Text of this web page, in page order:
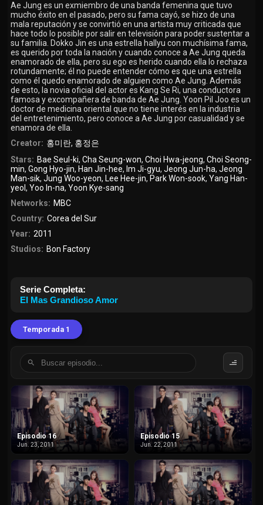
Ae Jung es un exmiembro de una banda femenina que tuvo
mucho éxito en el pasado, pero su fama cayó, se hizo de una
mala reputación y se convirtió en una artista muy criticada que
hace todo lo posible por salir en televisión para poder sustentar a
su familia. Dokko Jin es una estrella hallyu con muchísima fama,
es querido por toda la nación y cuando conoce a Ae Jung queda
enamorado de ella, pero su ego es herido cuando ella lo rechaza
rotundamente; él no puede entender cómo es que una estrella
como él quedo enamorado de alguien como Ae Jung. Además
de esto, la novia oficial del actor es Kang Se Ri, una conductora
famosa y excompañera de banda de Ae Jung. Yoon Pil Joo es un
doctor de medicina oriental que no tiene interés en la industria
del entretenimiento, pero conoce a Ae Jung por casualidad y se
enamora de ella.
Creator: 홍미란, 홍정은
Stars: Bae Seul-ki, Cha Seung-won, Choi Hwa-jeong, Choi Seong-
min,Gong Hyo-jin, Han Jin-hee, Im Ji-gyu,Jeong Jun-ha,Jeong
Man-sik,Jung Woo-yeon, Lee Hee-jin, Park Won-sook,Yang Han-
yeol,Yoo In-na,Yoon Kye-sang
Networks: MBC
Country: Corea del Sur
Year: 2011
Studios: Bon Factory
Serie Completa:
El Mas Grandioso Amor
Temporada 1
Episodio 16
Jun. 23, 2011
Episodio 15
Jun. 22, 2011